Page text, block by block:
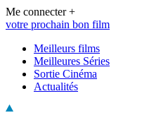
Me connecter +
votre prochain bon film
Meilleurs films
Meilleures Séries
Sortie Cinéma
Actualités